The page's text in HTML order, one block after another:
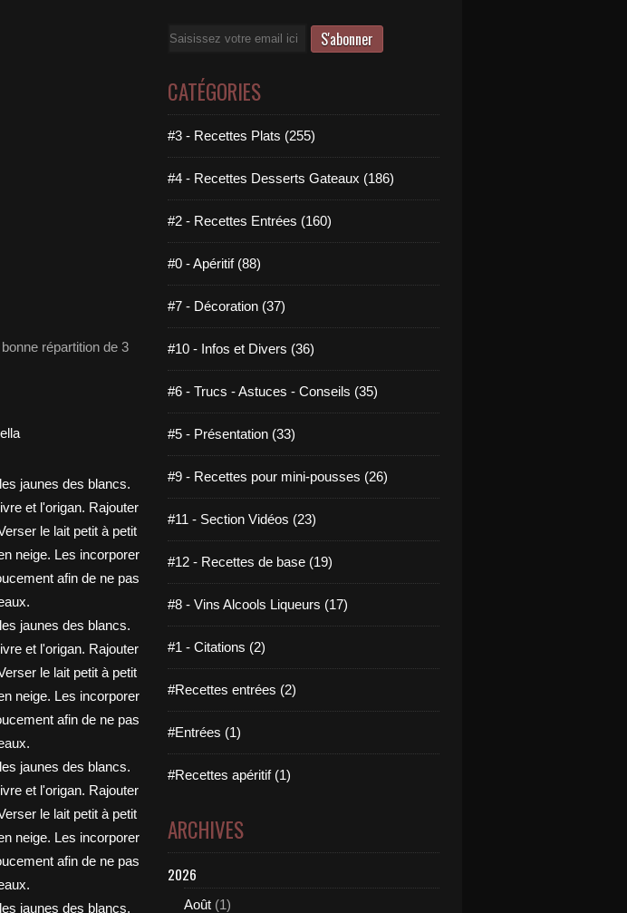
répartition de 3
Email
CATÉGORIES
#3 - Recettes Plats (255)
#4 - Recettes Desserts Gateaux (186)
#2 - Recettes Entrées (160)
#0 - Apéritif (88)
#7 - Décoration (37)
#10 - Infos et Divers (36)
#6 - Trucs - Astuces - Conseils (35)
#5 - Présentation (33)
#9 - Recettes pour mini-pousses (26)
#11 - Section Vidéos (23)
#12 - Recettes de base (19)
#8 - Vins Alcools Liqueurs (17)
#1 - Citations (2)
#Recettes entrées (2)
#Entrées (1)
#Recettes apéritif (1)
ARCHIVES
2026
Août (1)